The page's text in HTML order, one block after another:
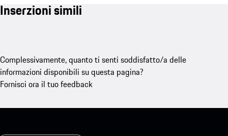
Inserzioni simili
Complessivamente, quanto ti senti soddisfatto/a delle
informazioni disponibili su questa pagina?
Fornisci ora il tuo feedback